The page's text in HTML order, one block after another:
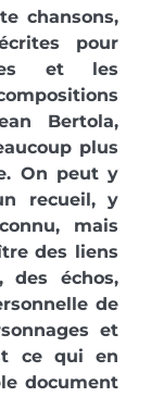
chansons,
pour
et les
Bertola,
plus
On peut y
recueil, y
mais
des liens
des échos,
de
et
ce qui en
document